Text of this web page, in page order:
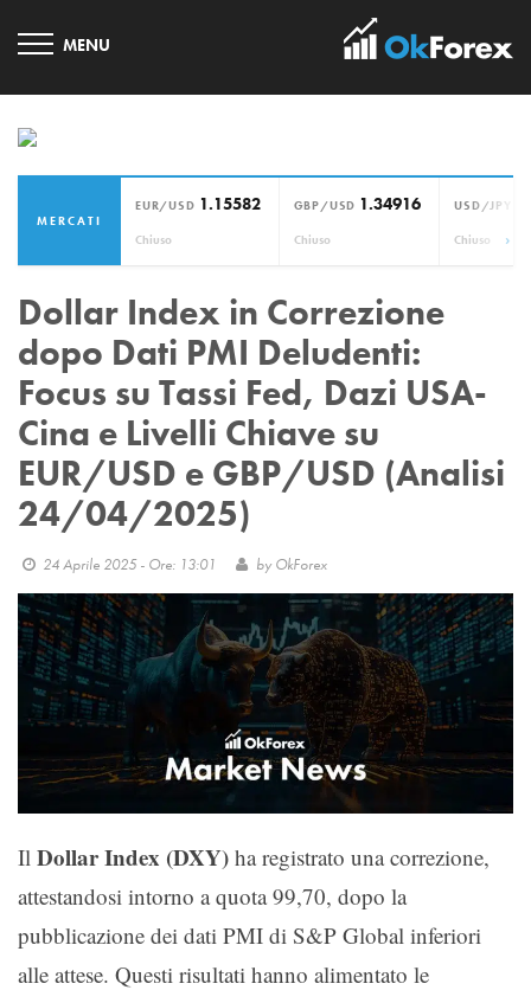
MERCATI
EUR/USD 1.15582
Chiuso
GBP/USD 1.34916
Chiuso
USD/JPY
Chiuso ›
Dollar Index in Correzione
dopo Dati PMI Deludenti:
Focus su Tassi Fed, Dazi USA-
Cina e Livelli Chiave su
EUR/USD e GBP/USD (Analisi
24/04/2025)
24 Aprile 2025 - Ore: 13:01 by OkForex
Il Dollar Index (DXY) ha registrato una correzione,
attestandosi intorno a quota 99,70, dopo la
pubblicazione dei dati PMI di S&P Global inferiori
alle attese. Questi risultati hanno alimentato le